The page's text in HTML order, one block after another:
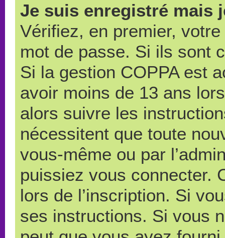
Je suis enregistré mais
Vérifiez, en premier,
mot de passe. Si ils sont
Si la gestion COPPA est
avoir moins de 13 ans
alors suivre les
nécessitent que toute
vous-même ou par
puissiez vous connecter.
lors de l’inscription. Si
ses instructions. Si vous